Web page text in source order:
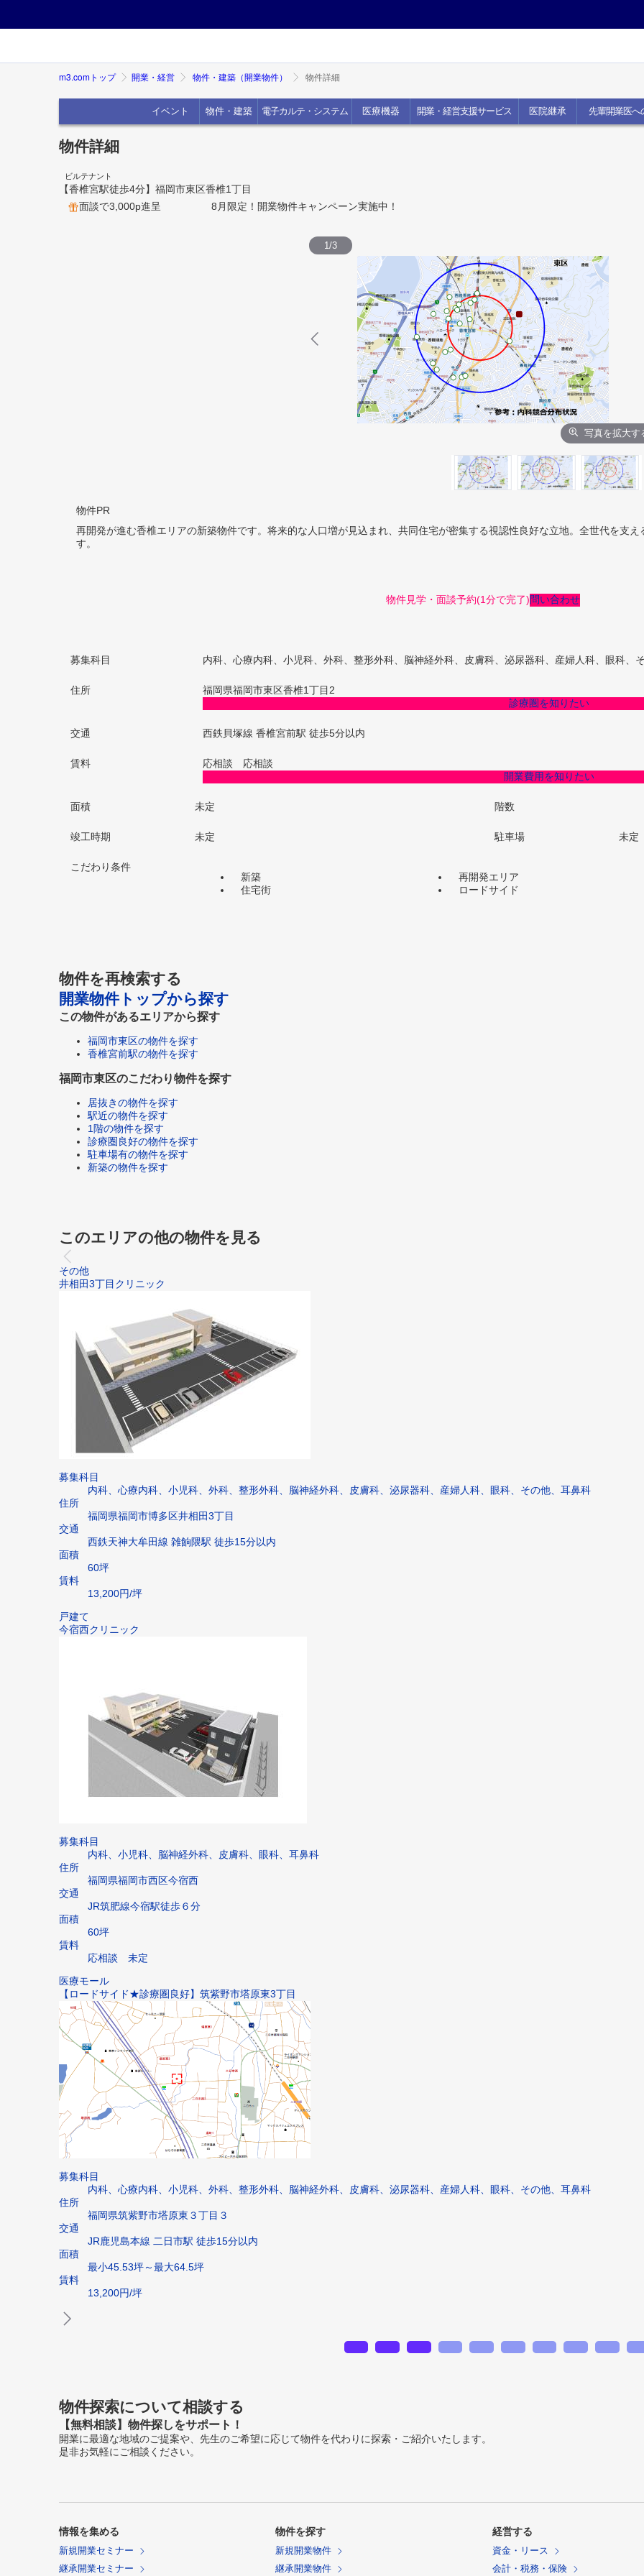
m3.comトップ 開業・経営 物件・建築（開業物件） 物件詳細
イベント 物件・建築 電子カルテ・システム 医療機器 開業・経営支援サービス 医院継承 先輩開業医へ
物件詳細
ビルテナント
【香椎宮駅徒歩4分】福岡市東区香椎1丁目
面談で3,000p進呈
8月限定！開業物件キャンペーン実施中！
1/3
写真を拡大す
物件PR
再開発が進む香椎エリアの新築物件です。将来的な人口増が見込まれ、共同住宅が密集する視認性良好な立地。全世代を支
す。
物件見学・面談予約(1分で完了)問い合わせ
募集科目 内科、心療内科、小児科、外科、整形外科、脳神経外科、皮膚科、泌尿器科、産婦人科、眼科、
住所
福岡県福岡市東区香椎1丁目2
診療圏を知りたい
交通 西鉄貝塚線 香椎宮前駅 徒歩5分以内
賃料
応相談 応相談
開業費用を知りたい
面積 未定 階数
竣工時期 未定 駐車場 未定
こだわり条件
新築
再開発エリア
住宅街
ロードサイド
物件を再検索する
開業物件トップから探す
この物件があるエリアから探す
福岡市東区の物件を探す
香椎宮前駅の物件を探す
福岡市東区のこだわり物件を探す
居抜きの物件を探す
駅近の物件を探す
1階の物件を探す
診療圏良好の物件を探す
駐車場有の物件を探す
新築の物件を探す
このエリアの他の物件を見る
その他
井相田3丁目クリニック
募集科目
内科、心療内科、小児科、外科、整形外科、脳神経外科、皮膚科、泌尿器科、産婦人科、眼科、その他、耳鼻科
住所
福岡県福岡市博多区井相田3丁目
交通
西鉄天神大牟田線 雑餉隈駅 徒歩15分以内
面積
60坪
賃料
13,200円/坪
戸建て
今宿西クリニック
募集科目
内科、小児科、脳神経外科、皮膚科、眼科、耳鼻科
住所
福岡県福岡市西区今宿西
交通
JR筑肥線今宿駅徒歩６分
面積
60坪
賃料
応相談 未定
医療モール
【ロードサイド★診療圏良好】筑紫野市塔原東3丁目
募集科目
内科、心療内科、小児科、外科、整形外科、脳神経外科、皮膚科、泌尿器科、産婦人科、眼科、その他、耳鼻科
住所
福岡県筑紫野市塔原東３丁目３
交通
JR鹿児島本線 二日市駅 徒歩15分以内
面積
最小45.53坪～最大64.5坪
賃料
13,200円/坪
物件探索について相談する
【無料相談】物件探しをサポート！
開業に最適な地域のご提案や、先生のご希望に応じて物件を代わりに探索・ご紹介いたします。
是非お気軽にご相談ください。
情報を集める
新規開業セミナー
継承開業セミナー
物件を探す
新規開業物件
継承開業物件
経営する
資金・リース
会計・税務・保険